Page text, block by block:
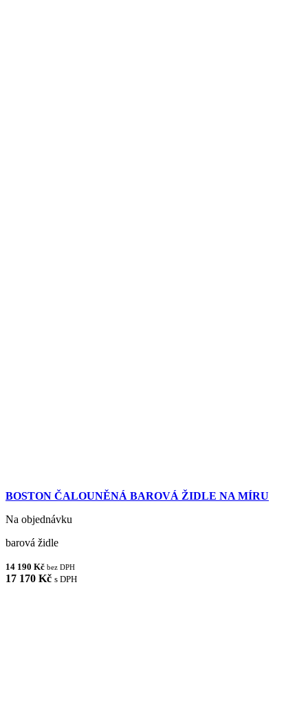
BOSTON ČALOUNĚNÁ BAROVÁ ŽIDLE NA MÍRU
Na objednávku
barová židle
14 190 Kč bez DPH
17 170 Kč s DPH